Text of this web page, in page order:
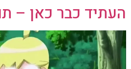
העתיד כבר כאן –